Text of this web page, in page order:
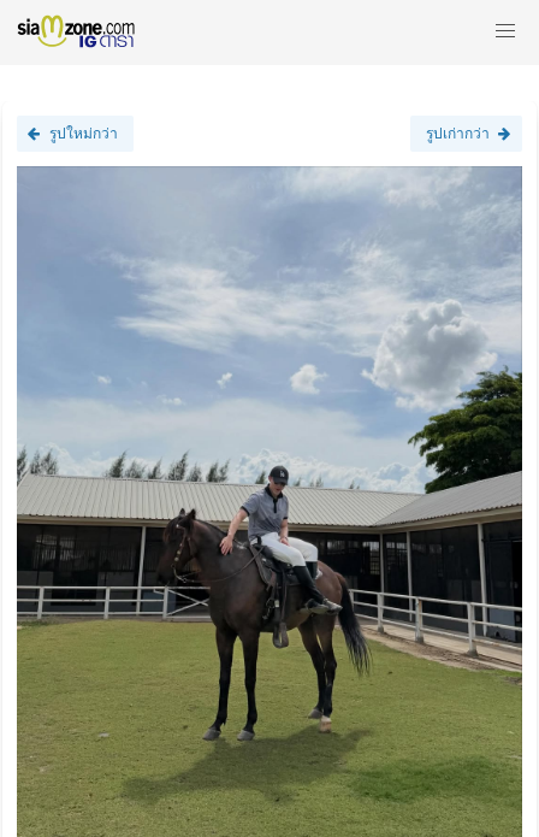
รูปใหม่กว่า รูปเก่ากว่า